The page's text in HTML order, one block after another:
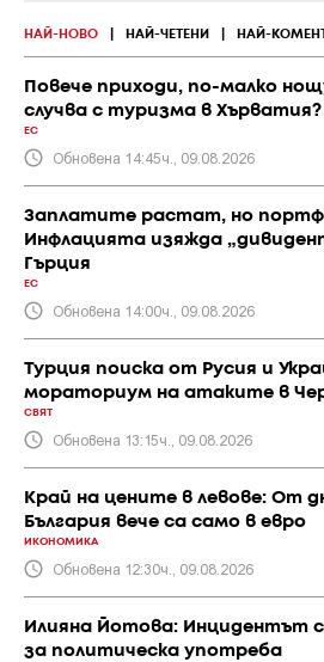
НАЙ-НОВО НАЙ-ЧЕТЕНИ НАЙ-
Повече приходи, по-малко
случва с туризма в Хърватия?
ЕС
Обновена 14:45ч., 09.08.2026
Заплатите растат, но
Инфлацията изяжда
Гърция
ЕС
Обновена 14:00ч., 09.08.2026
Турция поиска от Русия и
мораториум на атаките в
СВЯТ
Обновена 13:15ч., 09.08.2026
Край на цените в левове: От
България вече са само в евро
ИКОНОМИКА
Обновена 12:30ч., 09.08.2026
Илияна Йотова: Инцидентът с
за политическа употреба